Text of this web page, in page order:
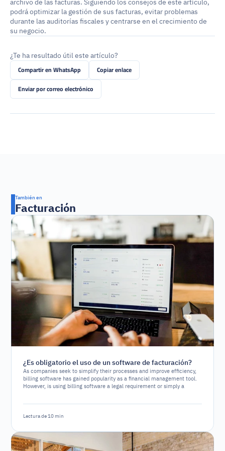
archivo de las facturas. Siguiendo los consejos de este artículo,
podrá optimizar la gestión de sus facturas, evitar problemas
durante las auditorías fiscales y centrarse en el crecimiento de
su negocio.
¿Te ha resultado útil este artículo?
Compartir en WhatsApp
Copiar enlace
Enviar por correo electrónico
También en
Facturación
¿Es obligatorio el uso de un software de facturación?
As companies seek to simplify their processes and improve efficiency,
billing software has gained popularity as a financial management tool.
However, is using billing software a legal requirement or simply a
Lectura de 10 min